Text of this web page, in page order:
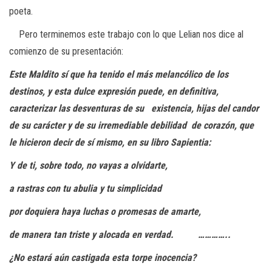
poeta.
Pero terminemos este trabajo con lo que Lelian nos dice al
comienzo de su presentación:
Este Maldito sí que ha tenido el más melancólico de los
destinos, y esta dulce expresión puede, en definitiva,
caracterizar las desventuras de su existencia, hijas del candor
de su carácter y de su irremediable debilidad de corazón, que
le hicieron decir de sí mismo, en su libro Sapientia:
Y de ti, sobre todo, no vayas a olvidarte,
a rastras con tu abulia y tu simplicidad
por doquiera haya luchas o promesas de amarte,
de manera tan triste y alocada en verdad. …………..
¿No estará aún castigada esta torpe inocencia?